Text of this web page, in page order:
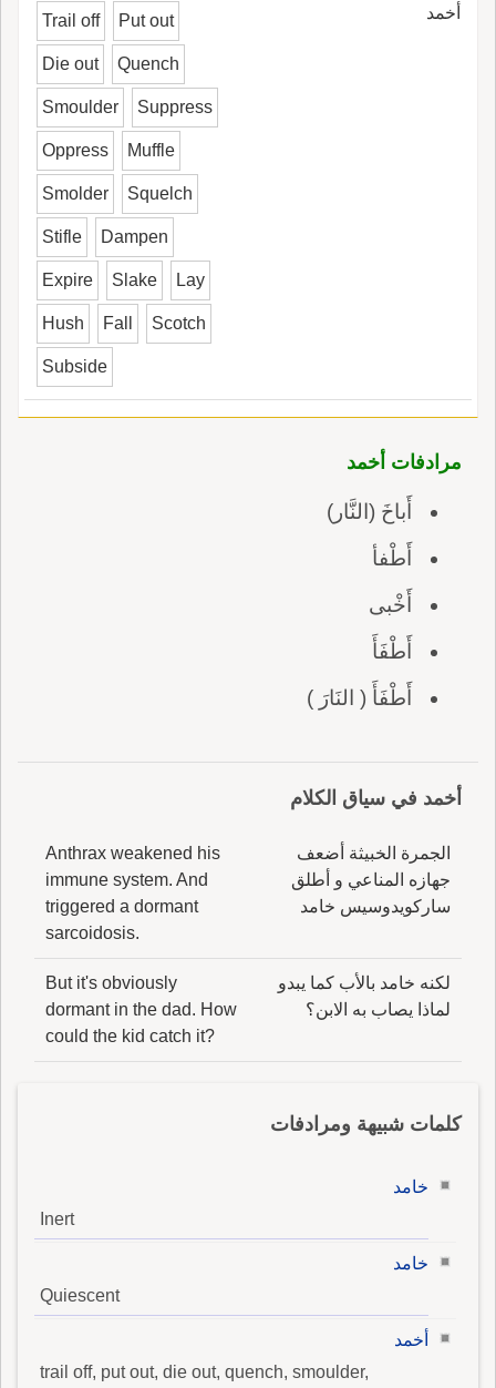
أخمد Trail off Put out
Die out Quench
Smoulder Suppress
Oppress Muffle
Smolder Squelch
Stifle Dampen
Expire Slake Lay
Hush Fall Scotch
Subside
مرادفات أخمد
أَباخَ (النَّار)
أَطْفأ
أَخْبى
أَطْفَأَ
أَطْفَأَ ( النَارَ )
أخمد في سياق الكلام
الجمرة الخبيثة أضعف
جهازه المناعي و أطلق
ساركويدوسيس خامد
Anthrax weakened his
immune system. And
triggered a dormant
sarcoidosis.
لكنه خامد بالأب كما يبدو
لماذا يصاب به الابن؟
But it's obviously
dormant in the dad. How
could the kid catch it?
كلمات شبيهة ومرادفات
خامد
Inert
خامد
Quiescent
أخمد
trail off, put out, die out, quench, smoulder,